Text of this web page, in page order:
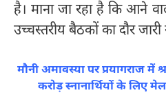
है। माना जा रहा है कि आने
उच्चस्तरीय बैठकों का दौर
मौनी अमावस्या पर प्रयागराज
करोड़ स्नानार्थियों के लिए